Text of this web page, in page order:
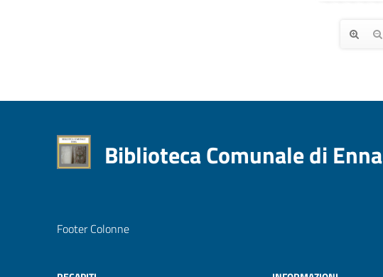
Biblioteca Comunale di Enna
Footer Colonne